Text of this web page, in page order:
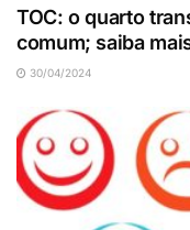
TOC: o quarto
comum; saiba
30/04/2024